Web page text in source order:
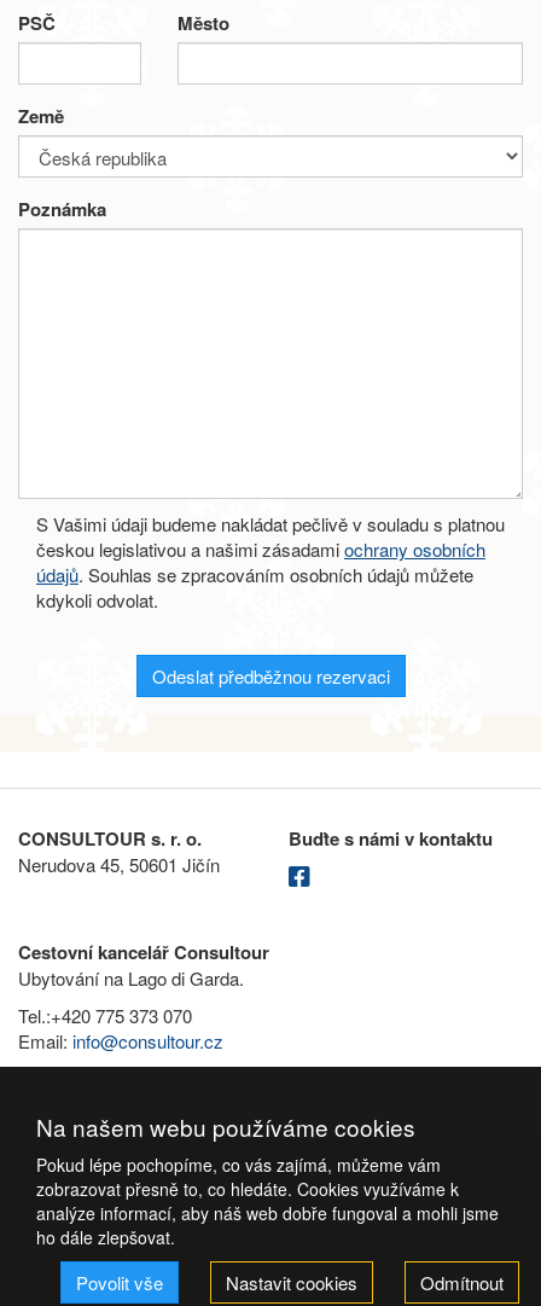
PSČ Město
Země
Poznámka
S Vašimi údaji budeme nakládat pečlivě v souladu s platnou
českou legislativou a našimi zásadamiochrany osobních
údajů. Souhlas se zpracováním osobních údajů můžete
kdykoli odvolat.
Odeslat předběžnou rezervaci
CONSULTOUR s. r. o.
Nerudova 45, 50601 Jičín
Buďte s námi v kontaktu
Cestovní kancelář Consultour
Ubytování na Lago di Garda.
Tel.:+420 775 373 070
Email: info@consultour.cz
Na našem webu používáme cookies
Pokud lépe pochopíme, co vás zajímá, můžeme vám
zobrazovat přesně to, co hledáte. Cookies využíváme k
analýze informací, aby náš web dobře fungoval a mohli jsme
ho dále zlepšovat.
Povolit vše Nastavit cookies Odmítnout